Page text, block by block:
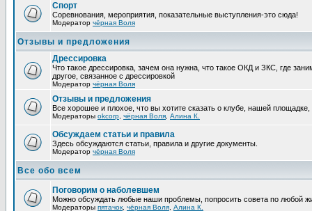
Спорт
Соревнования, мероприятия, показательные выступления-это сюда!
Модератор чёрная Воля
Отзывы и предложения
Дрессировка
Что такое дрессировка, зачем она нужна, что такое ОКД и ЗКС, где
другое, связанное с дрессировкой
Модератор чёрная Воля
Отзывы и предложения
Все хорошее и плохое, что вы хотите сказать о клубе, нашей площадке,
Модераторы okcorp чёрная Воля Алина К.
Обсуждаем статьи и правила
Здесь обсуждаются статьи, правила и другие документы.
Модератор чёрная Воля
Все обо всем
Поговорим о наболевшем
Можно обсуждать любые наши проблемы, попросить совета по любой
Модераторы пятачок чёрная Воля Алина К.